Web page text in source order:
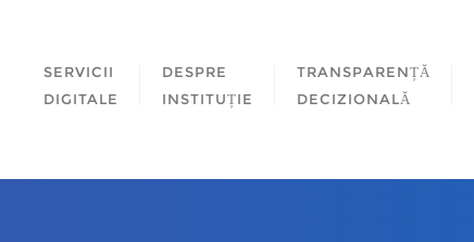
SERVICII
DIGITALE
DESPRE
INSTITUȚIE
TRANSPARENȚĂ
DECIZIONALĂ